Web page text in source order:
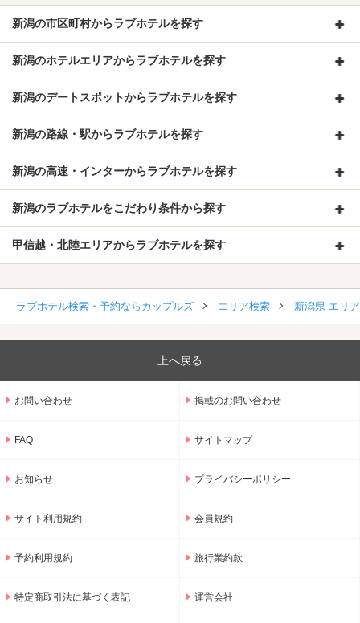
新潟の市区町村からラブホテルを探す
新潟のホテルエリアからラブホテルを探す
新潟のデートスポットからラブホテルを探す
新潟の路線・駅からラブホテルを探す
新潟の高速・インターからラブホテルを探す
新潟のラブホテルをこだわり条件から探す
甲信越・北陸エリアからラブホテルを探す
ラブホテル検索・予約ならカップルズ エリア検索 新潟県 エリ
上へ戻る
お問い合わせ 掲載のお問い合わせ
FAQ サイトマップ
お知らせ プライバシーポリシー
サイト利用規約 会員規約
予約利用規約 旅行業約款
特定商取引法に基づく表記 運営会社